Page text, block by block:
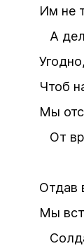
Им не
А
Чтоб
Мы
От
Отдав
Мы